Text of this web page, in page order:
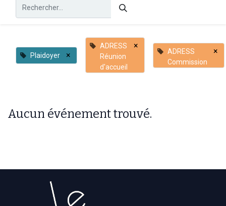
Plaidoyer ×
ADRESS
Réunion
d'accueil
×
ADRESS
Commission
×
Aucun événement trouvé.